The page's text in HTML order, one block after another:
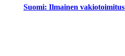
Suomi: Ilmainen vakiotoimitus